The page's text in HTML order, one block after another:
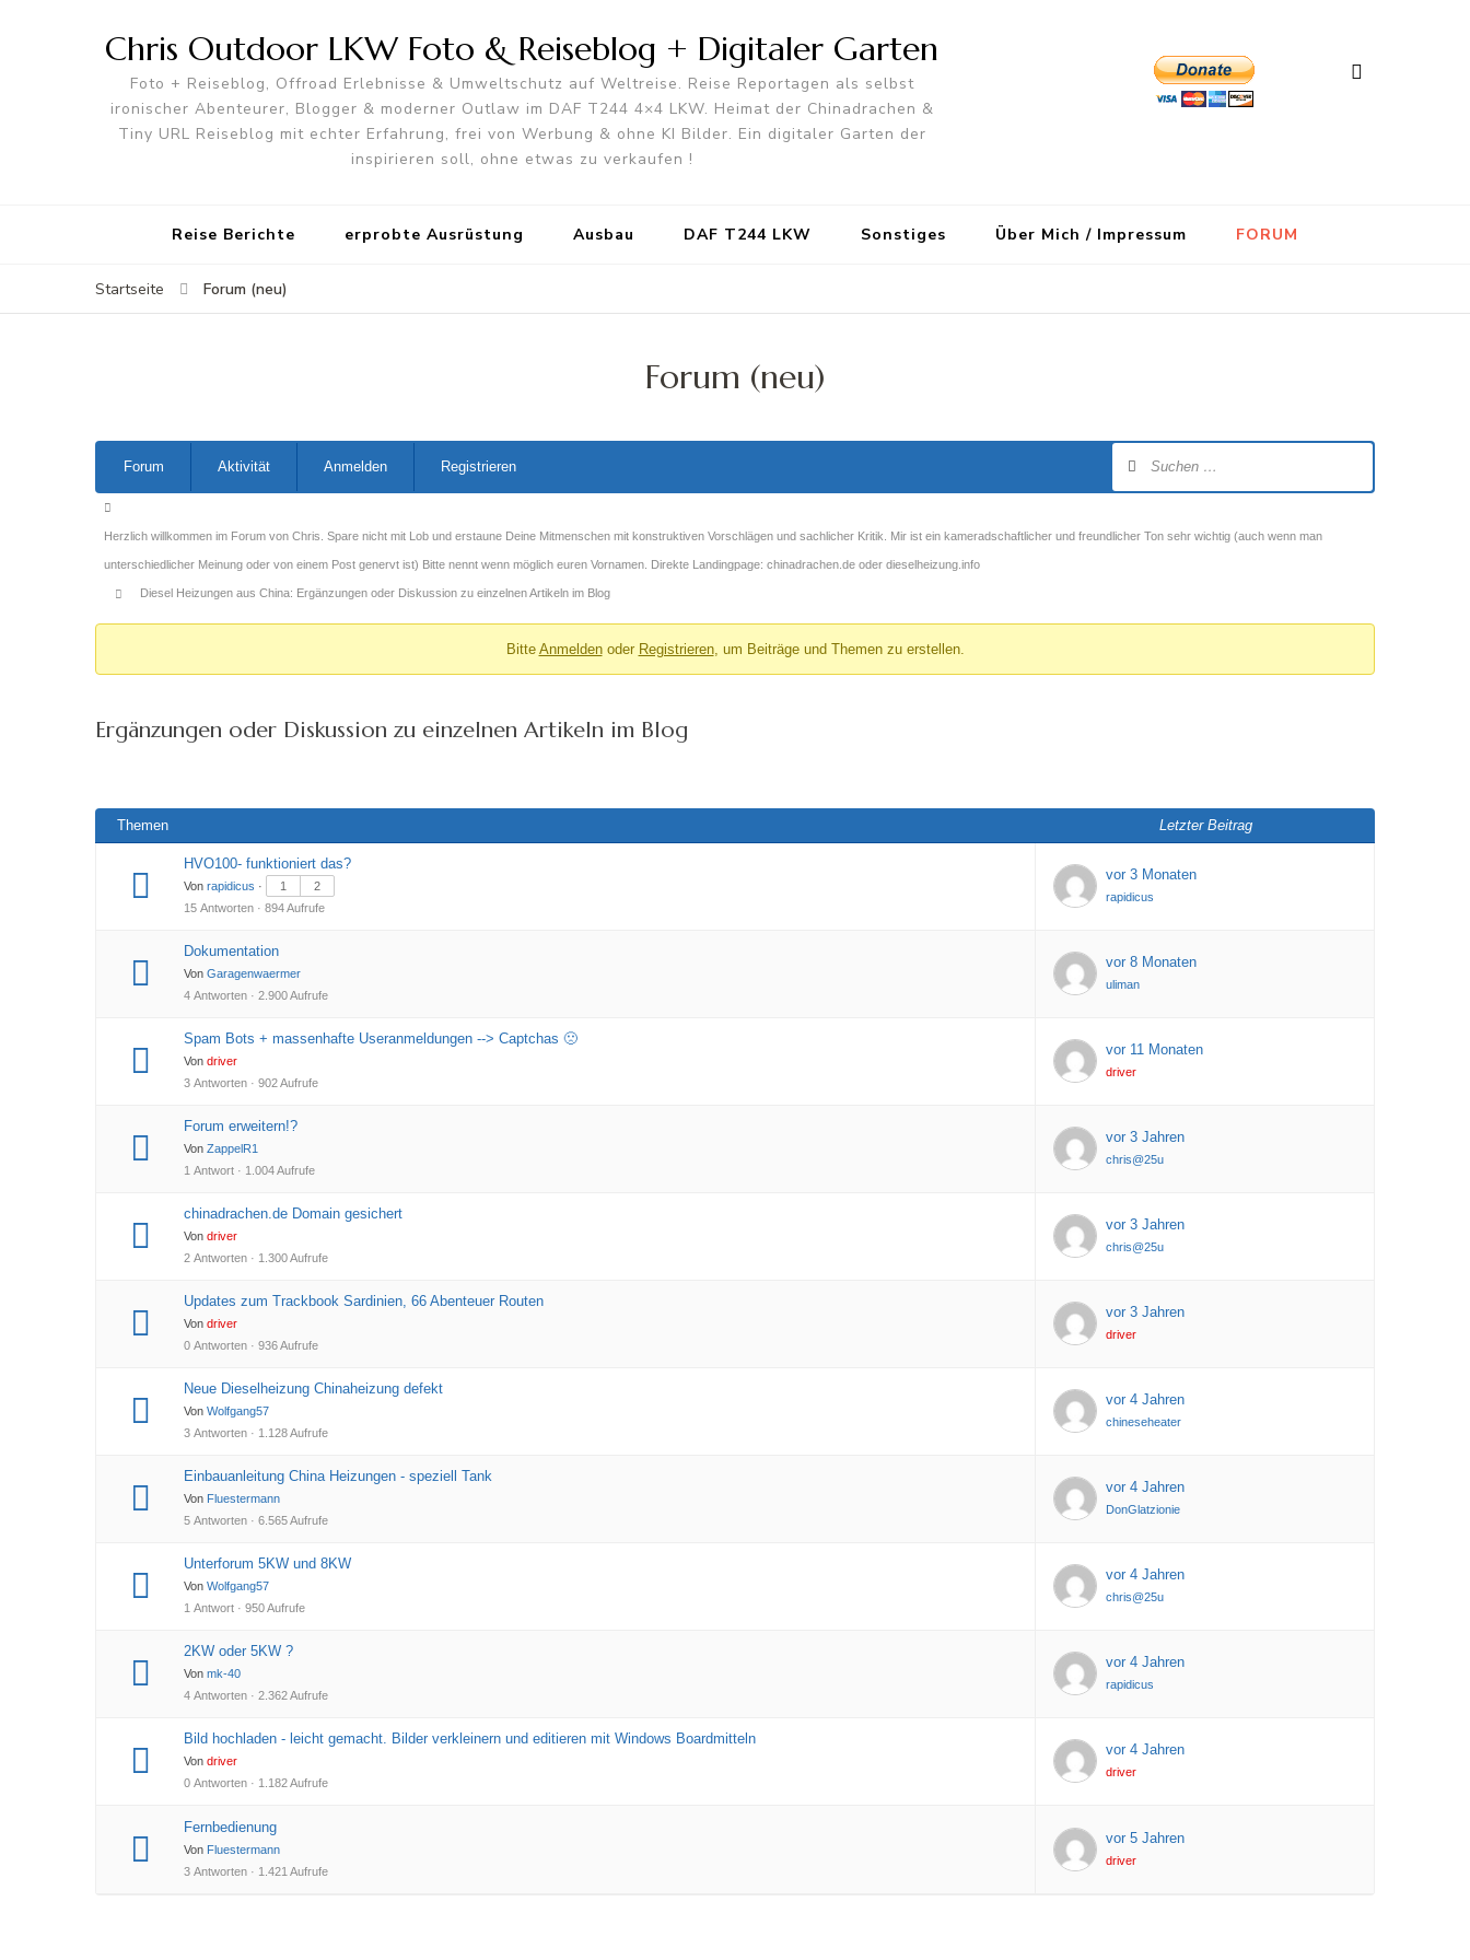
Chris Outdoor LKW Foto & Reiseblog + Digitaler Garten
Foto + Reiseblog, Offroad Erlebnisse & Umweltschutz auf Weltreise. Reise Reportagen als selbst
ironischer Abenteurer, Blogger & moderner Outlaw im DAF T244 4×4 LKW. Heimat der Chinadrachen &
Tiny URL Reiseblog mit echter Erfahrung, frei von Werbung & ohne KI Bilder. Ein digitaler Garten der
inspirieren soll, ohne etwas zu verkaufen !
Reise Berichte erprobte Ausrüstung Ausbau DAF T244 LKW Sonstiges Über Mich / Impressum FORUM
Startseite Forum (neu)
Forum (neu)
Navigation
Forum Aktivität Anmelden Registrieren
Forum-
Breadcrumbs
-
Du
Herzlich willkommen im Forum von Chris. Spare nicht mit Lob und erstaune Deine Mitmenschen mit konstruktiven Vorschlägen und sachlicher Kritik. Mir ist ein kameradschaftlicher und freundlicher Ton sehr wichtig (auch wenn man
unterschiedlicher Meinung oder von einem Post genervt ist) Bitte nennt wenn möglich euren Vornamen. Direkte Landingpage: chinadrachen.de oder dieselheizung.info
Diesel Heizungen aus China: Ergänzungen oder Diskussion zu einzelnen Artikeln im Blog
Bitte Anmeldenoder Registrieren, um Beiträge und Themen zu erstellen.
Ergänzungen oder Diskussion zu einzelnen Artikeln im Blog
Themen Letzter Beitrag
HVO100- funktioniert das?
Von rapidicus · 1
2
15 Antworten · 894 Aufrufe
vor 3 Monaten
rapidicus
Dokumentation
Von Garagenwaermer
4 Antworten · 2.900 Aufrufe
vor 8 Monaten
uliman
Spam Bots + massenhafte Useranmeldungen --> Captchas 🙁
Von driver
3 Antworten · 902 Aufrufe
vor 11 Monaten
driver
Forum erweitern!?
Von ZappelR1
1 Antwort · 1.004 Aufrufe
vor 3 Jahren
chris@25u
chinadrachen.de Domain gesichert
Von driver
2 Antworten · 1.300 Aufrufe
vor 3 Jahren
chris@25u
Updates zum Trackbook Sardinien, 66 Abenteuer Routen
Von driver
0 Antworten · 936 Aufrufe
vor 3 Jahren
driver
Neue Dieselheizung Chinaheizung defekt
Von Wolfgang57
3 Antworten · 1.128 Aufrufe
vor 4 Jahren
chineseheater
Einbauanleitung China Heizungen - speziell Tank
Von Fluestermann
5 Antworten · 6.565 Aufrufe
vor 4 Jahren
DonGlatzionie
Unterforum 5KW und 8KW
Von Wolfgang57
1 Antwort · 950 Aufrufe
vor 4 Jahren
chris@25u
2KW oder 5KW ?
Von mk-40
4 Antworten · 2.362 Aufrufe
vor 4 Jahren
rapidicus
Bild hochladen - leicht gemacht. Bilder verkleinern und editieren mit Windows Boardmitteln
Von driver
0 Antworten · 1.182 Aufrufe
vor 4 Jahren
driver
Fernbedienung
Von Fluestermann
3 Antworten · 1.421 Aufrufe
vor 5 Jahren
driver